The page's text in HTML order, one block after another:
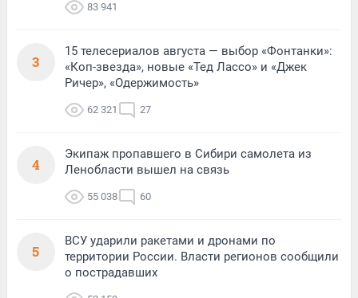
83 941
3
15 телесериалов августа — выбор «Фонтанки»:
«Коп-звезда», новые «Тед Лассо» и «Джек
Ричер», «Одержимость»
62 321 27
4
Экипаж пропавшего в Сибири самолета из
Ленобласти вышел на связь
55 038 60
5
ВСУ ударили ракетами и дронами по
территории России. Власти регионов сообщили
о пострадавших